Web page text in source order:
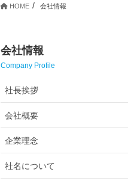
HOME 会社情報
会社情報
Company Profile
社長挨拶
会社概要
企業理念
社名について